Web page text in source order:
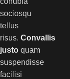
sociosqu
tellus
risus. Convallis
justo quam
suspendisse
facilisi